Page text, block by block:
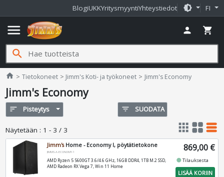
BlogiUKKYritysmyyntiYhteystiedot brightness_medium FI
menu person shopping_cart
search
home Jimms.fi
Tietokoneet Jimm's Koti- ja työkoneet Jimm's Economy
Jimm's Economy
sort Pisteytys filter_list SUODATA
Näytetään : 1 - 3 / 3 apps grid_view table_rows
Jimm'sHome - Economy I, pöytätietokone
JIMMS-A-ECONOMY-1
AMD Ryzen 5 5600GT 3.6/4.6 GHz, 16GB DDR4, 1TB M.2 SSD,
AMD Radeon RX Vega 7, Win 11 Home
869,00 €
fiber_manual_recordTilauksesta
LISÄÄ KORIIN